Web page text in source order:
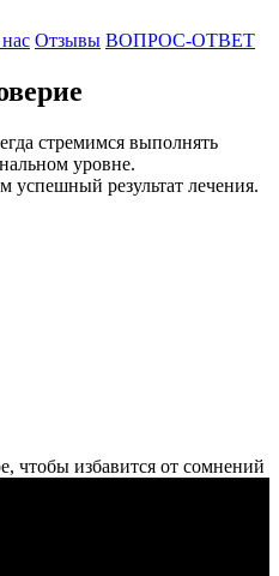
Отзывы ВОПРОС-ОТВЕТ
стремимся выполнять
уровне.
успешный результат лечения.
чтобы избавится от сомнений